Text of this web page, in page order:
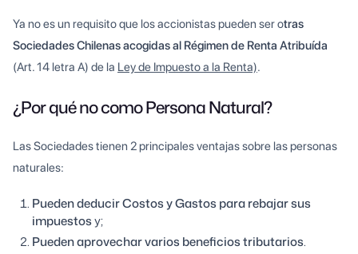
Ya no es un requisito que los accionistas pueden ser otras
Sociedades Chilenas acogidas al Régimen de Renta Atribuída
(Art. 14 letra A) de la Ley de Impuesto a la Renta).
¿Por qué no como Persona Natural?
Las Sociedades tienen 2 principales ventajas sobre las personas
naturales:
Pueden deducir Costos y Gastos para rebajar sus
impuestosy;
Pueden aprovechar varios beneficios tributarios.